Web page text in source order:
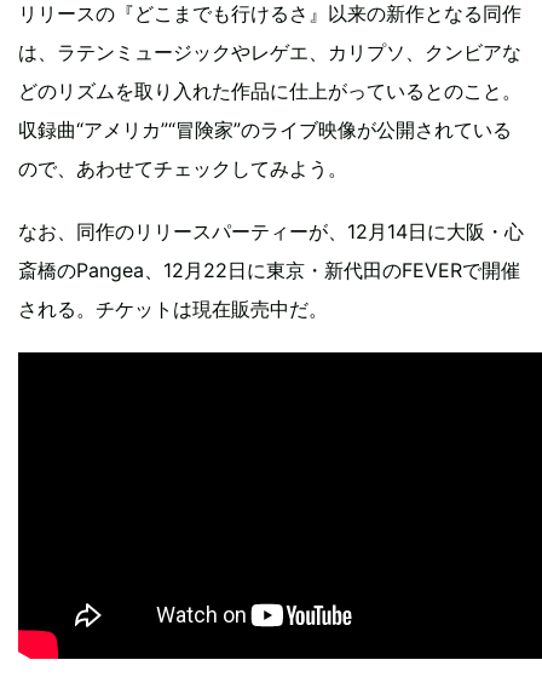
リリースの『どこまでも行けるさ』以来の新作となる同作
は、ラテンミュージックやレゲエ、カリプソ、クンビアな
どのリズムを取り入れた作品に仕上がっているとのこと。
収録曲“アメリカ”“冒険家”のライブ映像が公開されている
ので、あわせてチェックしてみよう。
なお、同作のリリースパーティーが、12月14日に大阪・心
斎橋のPangea、12月22日に東京・新代田のFEVERで開催
される。チケットは現在販売中だ。